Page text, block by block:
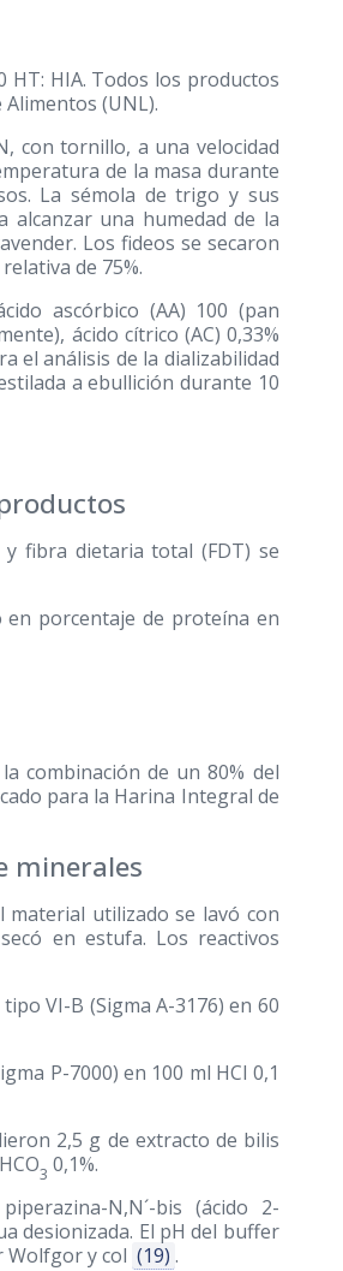
HT: HIA. Todos los productos
(UNL).
con tornillo, a una velocidad
de la masa durante
La sémola de trigo y sus
alcanzar una humedad de la
Los fideos se secaron
de 75%.
ascórbico (AA) 100 (pan
ácido cítrico (AC) 0,33%
el análisis de la dializabilidad
a ebullición durante 10
fibra dietaria total (FDT) se
porcentaje de proteína en
combinación de un 80% del
para la Harina Integral de
minerales
material utilizado se lavó con
en estufa. Los reactivos
VI-B (Sigma A-3176) en 60
P-7000) en 100 ml HCl 0,1
2,5 g de extracto de bilis
3 0,1%.
N,N´-bis (ácido 2-
desionizada. El pH del buffer
Wolfgor y col (19) .